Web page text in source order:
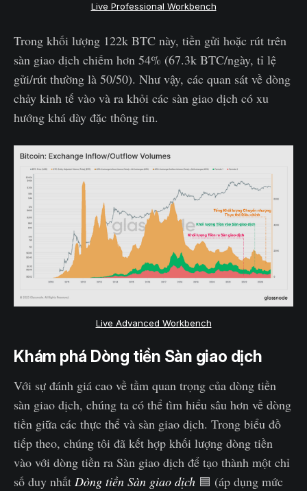
Live Professional Workbench
Trong khối lượng 122k BTC này, tiền gửi hoặc rút trên
sàn giao dịch chiếm hơn 54% (67.3k BTC/ngày, tỉ lệ
gửi/rút thường là 50/50). Như vậy, các quan sát về dòng
chảy kinh tế vào và ra khỏi các sàn giao dịch có xu
hướng khá dày đặc thông tin.
Live Advanced Workbench
Khám phá Dòng tiền Sàn giao dịch
Với sự đánh giá cao về tầm quan trọng của dòng tiền
sàn giao dịch, chúng ta có thể tìm hiểu sâu hơn về dòng
tiền giữa các thực thể và sàn giao dịch. Trong biểu đồ
tiếp theo, chúng tôi đã kết hợp khối lượng dòng tiền
vào với dòng tiền ra Sàn giao dịch để tạo thành một chỉ
số duy nhất Dòng tiền Sàn giao dịch 🟦 (áp dụng mức